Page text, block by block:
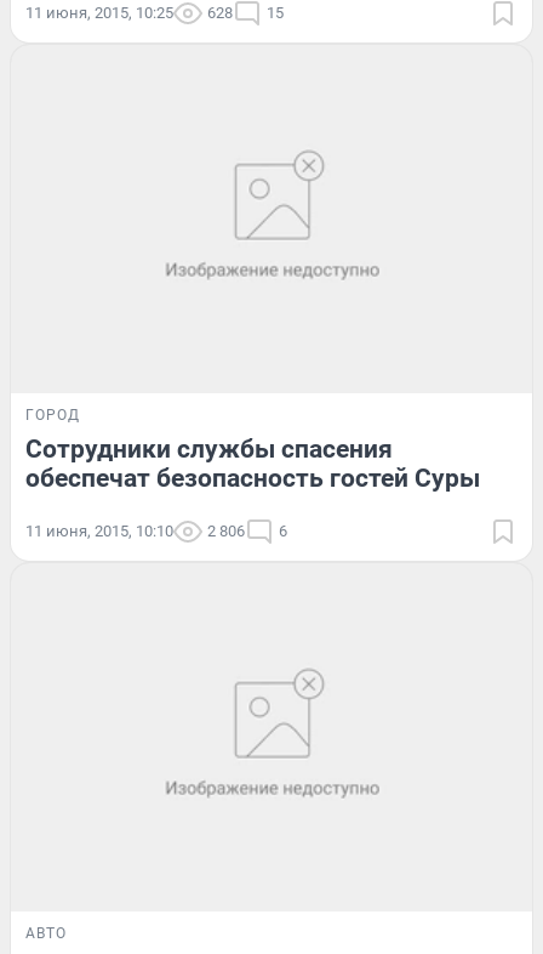
11 июня, 2015, 10:25 628 15
ГОРОД
Сотрудники службы спасения
обеспечат безопасность гостей Суры
11 июня, 2015, 10:10 2 806 6
АВТО